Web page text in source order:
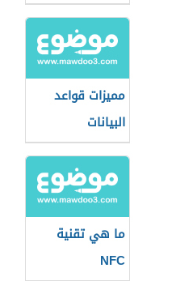
مميزات قواعد
البيانات
ما هي تقنية
NFC